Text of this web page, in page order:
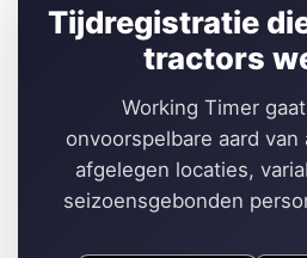
Tijdregistratie
tractors
Working Timer
onvoorspelbare aard
afgelegen locaties,
seizoensgebonden